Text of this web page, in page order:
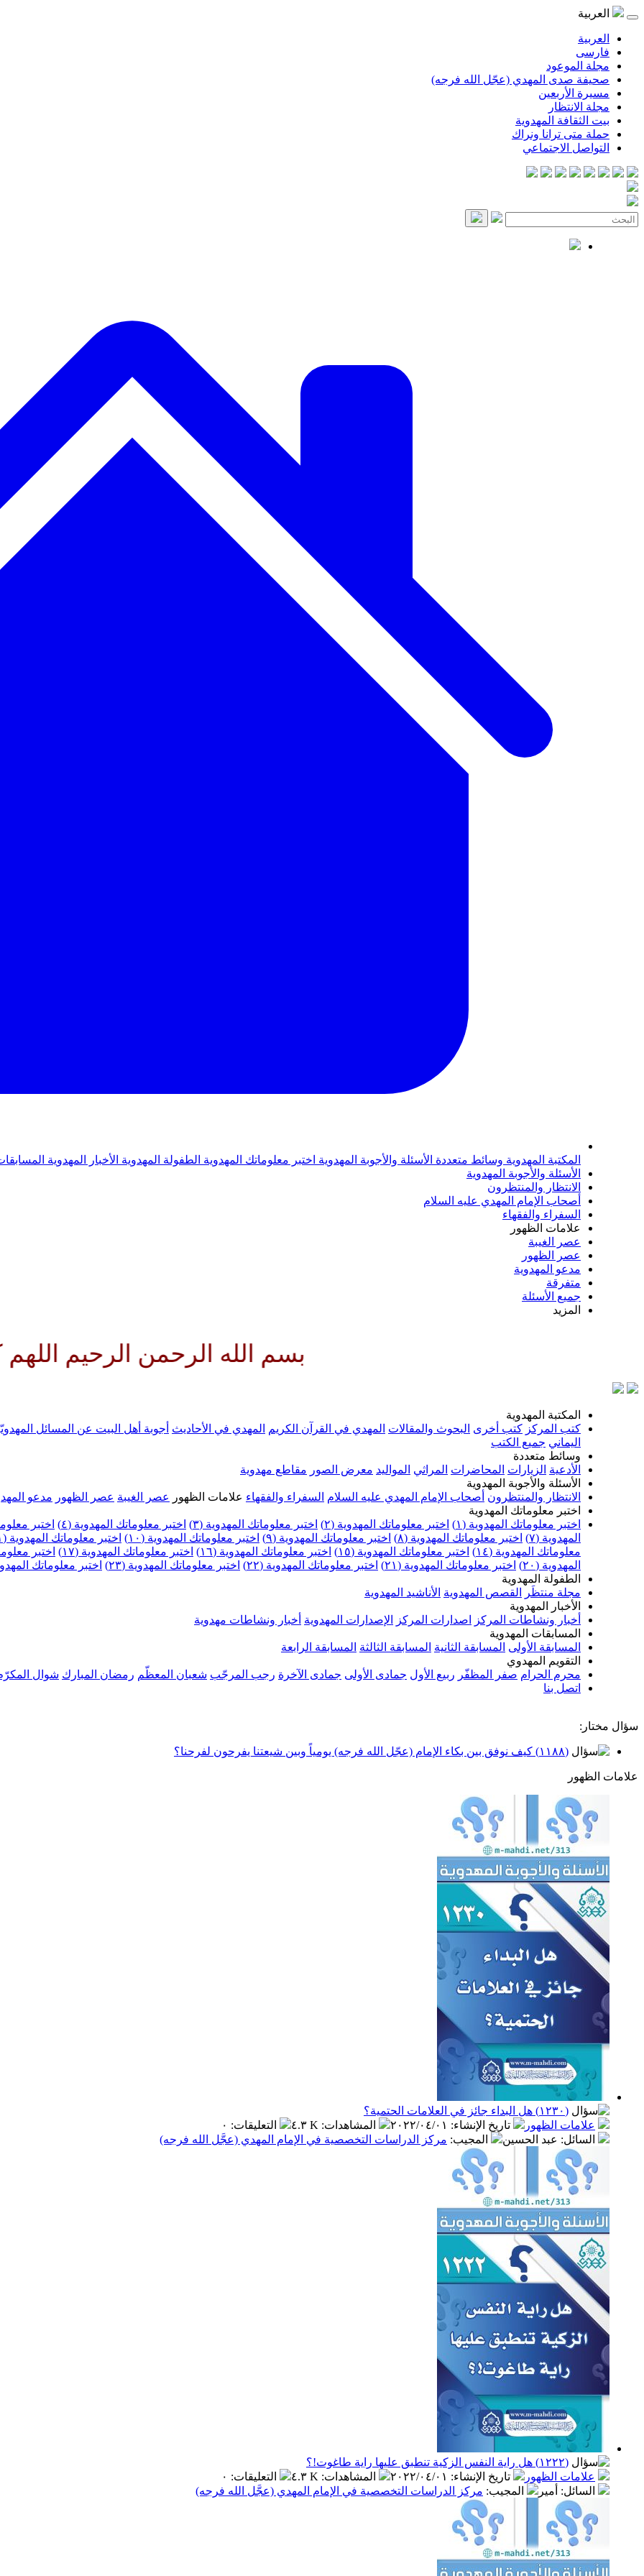
العربية
العربية
فارسی
مجلة الموعود
صحيفة صدى المهدي (عجّل الله فرجه)
مسيرة الأربعين
مجلة الانتظار
بيت الثقافة المهدوية
حملة متى ترانا ونراك
التواصل الاجتماعي
المكتبة المهدوية وسائط متعددة الأسئلة والأجوبة المهدوية اختبر معلوماتك المهدوية الطفولة المهدوية الأخبار المهدوية
الأسئلة والأجوبة المهدوية
الانتظار والمنتظرون
أصحاب الإمام المهدي عليه السلام
السفراء والفقهاء
علامات الظهور
عصر الغيبة
عصر الظهور
مدعو المهدوية
متفرقة
جميع الأسئلة
المزيد
بسم الله الرحمن الرحيم اللهم كن
المكتبة المهدوية
كتب المركز كتب أخرى البحوث والمقالات المهدي في القرآن الكريم المهدي في الأحاديث أجوبة أهل البيت عن المسائل
اليماني جميع الكتب
وسائط متعددة
الأدعية الزيارات المحاضرات المراثي المواليد معرض الصور مقاطع مهدوية
الأسئلة والأجوبة المهدوية
الانتظار والمنتظرون أصحاب الإمام المهدي عليه السلام السفراء والفقهاء علامات الظهور عصر الغيبة عصر الظهور مدعو
اختبر معلوماتك المهدوية
اختبر معلوماتك المهدوية (١)
اختبر معلوماتك المهدوية (٢) اختبر معلوماتك المهدوية (٣) اختبر معلوماتك المهدوية (٤) اختبر
المهدوية (٧)
اختبر معلوماتك المهدوية (٨) اختبر معلوماتك المهدوية (٩) اختبر معلوماتك المهدوية (١٠) اختبر معلوماتك المهدوية (١١)
معلوماتك المهدوية (١٤)
اختبر معلوماتك المهدوية (١٥) اختبر معلوماتك المهدوية (١٦) اختبر معلوماتك المهدوية (١٧) اختبر
المهدوية (٢٠)
اختبر معلوماتك المهدوية (٢١) اختبر معلوماتك المهدوية (٢٢) اختبر معلوماتك المهدوية (٢٣)
اختبر معلوماتك
الطفولة المهدوية
مجلة منتظَر
القصص المهدوية الأناشيد المهدوية
الأخبار المهدوية
أخبار ونشاطات المركز
اصدارات المركز الإصدارات المهدوية أخبار ونشاطات مهدوية
المسابقات المهدوية
المسابقة الأولى المسابقة الثانية المسابقة الثالثة المسابقة الرابعة
التقويم المهدوي
محرم الحرام صفر المظفّر ربيع الأول جمادى الأولى جمادى الآخرة رجب المرجّب شعبان المعظّم رمضان المبارك شوال
اتصل بنا
سؤال مختار:
(١١٨٨) كيف نوفق بين بكاء الإمام (عجّل الله فرجه) يومياً وبين شيعتنا يفرحون لفرحنا؟
علامات الظهور
(١٢٣٠) هل البداء جائز في العلامات الحتمية؟
علامات الظهور
تاريخ الإنشاء: ٢٠٢٢/٠٤/٠١ المشاهدات: ٤.٣ K التعليقات: ٠
السائل: عبد الحسين المجيب: مركز الدراسات التخصصية في الإمام المهدي (عجَّل الله فرجه)
(١٢٢٢) هل راية النفس الزكية تنطبق عليها راية طاغوت!؟
علامات الظهور
تاريخ الإنشاء: ٢٠٢٢/٠٤/٠١ المشاهدات: ٤.٣ K التعليقات: ٠
السائل: أمير المجيب: مركز الدراسات التخصصية في الإمام المهدي (عجَّل الله فرجه)